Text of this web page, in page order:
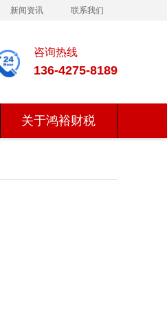
新闻资讯 联系我们
咨询热线
136-4275-8189
关于鸿裕财税